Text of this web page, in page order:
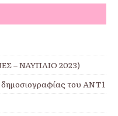
– ΝΑΥΠΛΙΟ 2023)
δημοσιογραφίας του ΑΝΤ1